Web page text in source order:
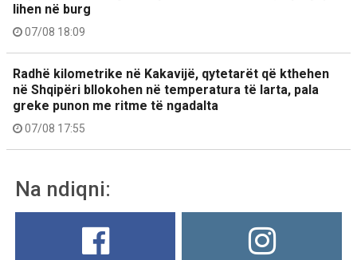
lihen në burg
07/08 18:09
Radhë kilometrike në Kakavijë, qytetarët që kthehen
në Shqipëri bllokohen në temperatura të larta, pala
greke punon me ritme të ngadalta
07/08 17:55
Na ndiqni: